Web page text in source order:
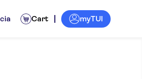
Cart myTUI